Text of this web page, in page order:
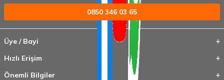
0850 346 03 65
Üye / Bayi
Hızlı Erişim
Önemli Bilgiler